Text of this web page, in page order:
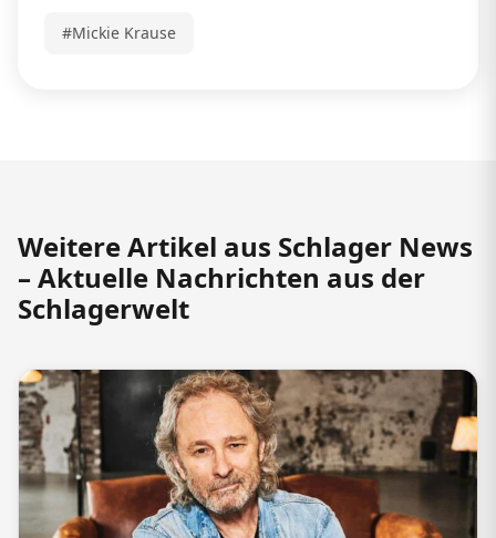
#Mickie Krause
Weitere Artikel aus Schlager News
– Aktuelle Nachrichten aus der
Schlagerwelt